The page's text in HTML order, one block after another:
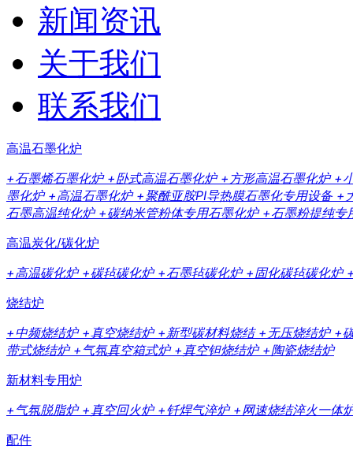
新闻资讯
关于我们
联系我们
高温石墨化炉
+石墨烯石墨化炉 +卧式高温石墨化炉 +方形高温石墨化炉 +
墨化炉 +高温石墨化炉 +聚酰亚胺PI导热膜石墨化专用设备 +
石墨高温纯化炉 +碳纳米管粉体专用石墨化炉 +石墨粉提纯专
高温炭化/碳化炉
+高温碳化炉 +碳毡碳化炉 +石墨毡碳化炉 +固化碳毡碳化炉
烧结炉
+中频烧结炉 +真空烧结炉 +新型碳材料烧结 +无压烧结炉 +
带式烧结炉 +气氛真空箱式炉 +真空钽烧结炉 +陶瓷烧结炉
新材料专用炉
+气氛脱脂炉 +真空回火炉 +钎焊气淬炉 +网速烧结淬火一体
配件